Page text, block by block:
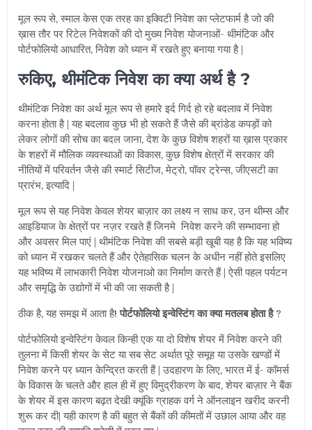
मूल रूप से, स्माल केस एक तरह का इक्विटी निवेश का प्लेटफार्म है जो की
ख़ास तौर पर रिटेल निवेशकों की दो मुख्य निवेश योजनाओं- थीमंटिक और
पोर्टफोलियो आधारित, निवेश को ध्यान में रखते हुए बनाया गया है |
रुकिए, थीमंटिक निवेश का क्या अर्थ है ?
थीमंटिक निवेश का अर्थ मूल रूप से हमारे इर्द गिर्द हो रहे बदलाव में निवेश
करना होता है | यह बदलाव कुछ भी हो सकते हैं जैसे की ब्रांडेड कपड़ों को
लेकर लोगों की सोच का बदल जाना, देश के कुछ विशेष शहरों या ख़ास प्रकार
के शहरों में मौलिक व्यवस्थाओं का विकास, कुछ विशेष क्षेत्रों में सरकार की
नीतियों में परिवर्तन जैसे की स्मार्ट सिटीज, मेट्रो, पॉवर ट्रेन्स, जीएसटी का
प्रारंभ, इत्यादि |
मूल रूप से यह निवेश केवल शेयर बाज़ार का लक्ष्य न साध कर, उन थीम्स और
आइडियाज के क्षेत्रों पर नज़र रखते हैं जिनमे निवेश करने की सम्भावना हो
और अवसर मिल पाएं | थीमंटिक निवेश की सबसे बड़ी खूबी यह है कि यह भविष्य
को ध्यान में रखकर चलते हैं और ऐतेहासिक चलन के अधीन नहीं होते इसलिए
यह भविष्य में लाभकारी निवेश योजनाओ का निर्माण करते हैं | ऐसी पहल पर्यटन
और समृद्धि के उद्योगों में भी की जा सकती है |
ठीक है, यह समझ में आता है!पोर्टफोलियो इन्वेस्टिंग का क्या मतलब होता है?
पोर्टफोलियो इन्वेस्टिंग केवल किन्ही एक या दो विशेष शेयर में निवेश करने की
तुलना में किसी शेयर के सेट या सब सेट अर्थात पूरे समूह या उसके खण्डों में
निवेश करने पर ध्यान केन्द्रित करती हैं | उदहारण के लिए, भारत में ई- कॉमर्स
के विकास के चलते और हाल ही में हुए विमुद्रीकरण के बाद, शेयर बाज़ार ने बैंक
के शेयर में इस कारण बढ़त देखी क्यूंकि ग्राहक वर्ग ने ऑनलाइन खरीद करनी
शुरू कर दी| यही कारण है की बहुत से बैंकों की कीमतों में उछाल आया और वह